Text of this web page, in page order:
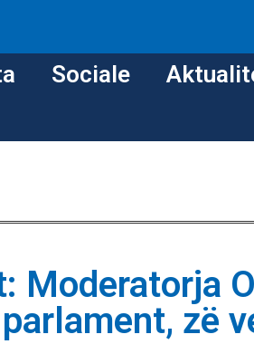
Sociale
Moderatorja
zë